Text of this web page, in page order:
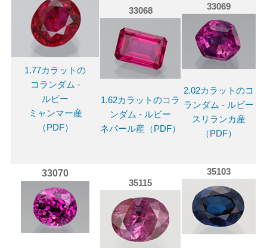
1.77カラットの
コランダム -
ルビー
ミャンマー産
（PDF）
33068
1.62カラットのコラ
ンダム - ルビー
ネパール産（PDF）
33069
2.02カラットのコ
ランダム - ルビー
スリランカ産
（PDF）
33070
35115
35103